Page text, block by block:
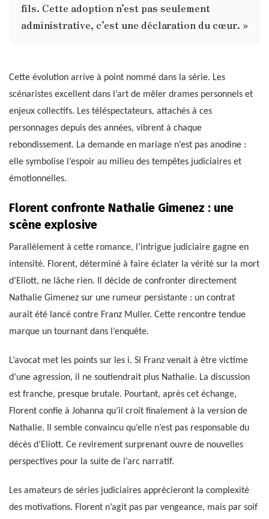
fils. Cette adoption n’est pas seulement
administrative, c’est une déclaration du cœur. »
Cette évolution arrive à point nommé dans la série. Les
scénaristes excellent dans l’art de mêler drames personnels et
enjeux collectifs. Les téléspectateurs, attachés à ces
personnages depuis des années, vibrent à chaque
rebondissement. La demande en mariage n’est pas anodine :
elle symbolise l’espoir au milieu des tempêtes judiciaires et
émotionnelles.
Florent confronte Nathalie Gimenez : une
scène explosive
Parallèlement à cette romance, l’intrigue judiciaire gagne en
intensité. Florent, déterminé à faire éclater la vérité sur la mort
d’Eliott, ne lâche rien. Il décide de confronter directement
Nathalie Gimenez sur une rumeur persistante : un contrat
aurait été lancé contre Franz Muller. Cette rencontre tendue
marque un tournant dans l’enquête.
L’avocat met les points sur les i. Si Franz venait à être victime
d’une agression, il ne soutiendrait plus Nathalie. La discussion
est franche, presque brutale. Pourtant, après cet échange,
Florent confie à Johanna qu’il croit finalement à la version de
Nathalie. Il semble convaincu qu’elle n’est pas responsable du
décès d’Eliott. Ce revirement surprenant ouvre de nouvelles
perspectives pour la suite de l’arc narratif.
Les amateurs de séries judiciaires apprécieront la complexité
des motivations. Florent n’agit pas par vengeance, mais par soif